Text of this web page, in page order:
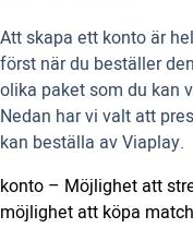
Att skapa ett konto är
först när du beställer
olika paket som du kan
Nedan har vi valt att
kan beställa av Viaplay.
konto – Möjlighet att
möjlighet att köpa